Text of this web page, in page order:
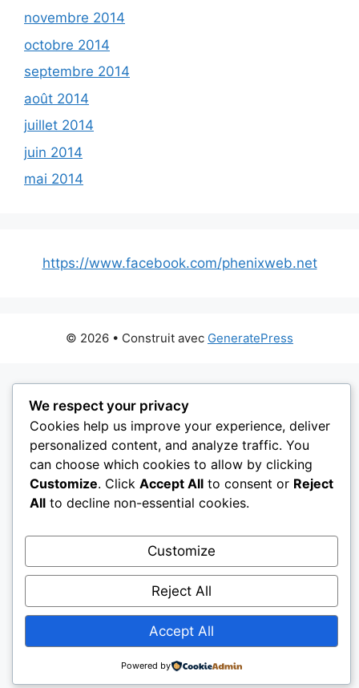
novembre 2014
octobre 2014
septembre 2014
août 2014
juillet 2014
juin 2014
mai 2014
https://www.facebook.com/phenixweb.net
© 2026 • Construit avec GeneratePress
We respect your privacy
Cookies help us improve your experience, deliver
personalized content, and analyze traffic. You
can choose which cookies to allow by clicking
Customize. Click Accept All to consent or Reject
All to decline non-essential cookies.
Customize
Reject All
Accept All
Powered by